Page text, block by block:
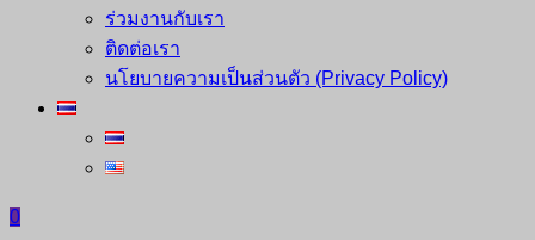
ร่วมงานกับเรา
ติดต่อเรา
นโยบายความเป็นส่วนตัว (Privacy Policy)
0